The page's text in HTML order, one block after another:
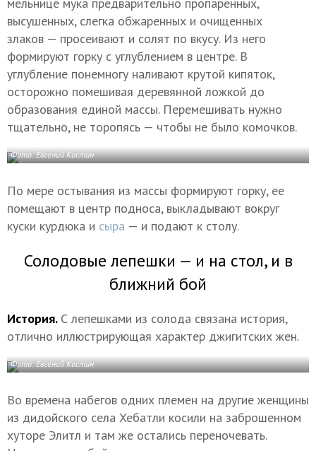
высушенных, слегка обжаренных и очищенных
злаков — просеивают и солят по вкусу. Из него
формируют горку с углублением в центре. В
углубление понемногу наливают крутой кипяток,
осторожно помешивая деревянной ложкой до
образования единой массы. Перемешивать нужно
тщательно, не торопясь — чтобы не было комочков.
Фото: Евгений Костин
По мере остывания из массы формируют горку, ее
помещают в центр подноса, выкладывают вокруг
куски курдюка и сыра — и подают к столу.
Солодовые лепешки — и на стол, и в
ближний бой
История. С лепешками из солода связана история,
отлично иллюстрирующая характер джигитских жен.
Фото: Евгений Костин
Во времена набегов одних племен на другие женщины
из дидойского села Хебатли косили на заброшенном
хуторе Элитл и там же остались переночевать.